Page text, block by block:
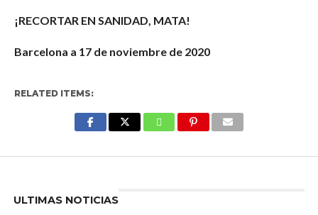
¡RECORTAR EN SANIDAD, MATA!
Barcelona a 17 de noviembre de 2020
RELATED ITEMS:
ULTIMAS NOTICIAS